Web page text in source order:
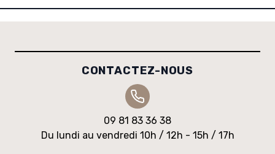
CONTACTEZ-NOUS
09 81 83 36 38
Du lundi au vendredi 10h / 12h - 15h / 17h